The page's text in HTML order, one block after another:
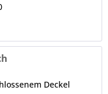
Deckel